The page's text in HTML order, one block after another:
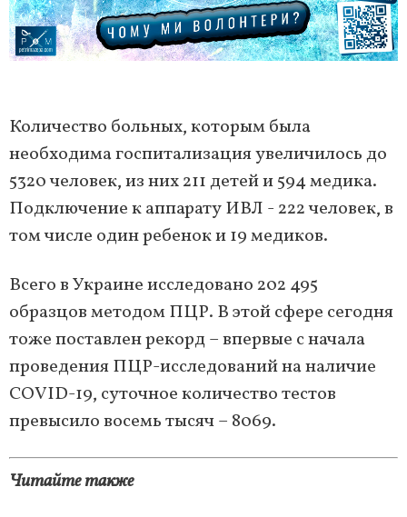
Количество больных, которым была
необходима госпитализация увеличилось до
5320 человек, из них 211 детей и 594 медика.
Подключение к аппарату ИВЛ - 222 человек, в
том числе один ребенок и 19 медиков.
Всего в Украине исследовано 202 495
образцов методом ПЦР. В этой сфере сегодня
тоже поставлен рекорд – впервые с начала
проведения ПЦР-исследований на наличие
COVID-19, суточное количество тестов
превысило восемь тысяч – 8069.
Читайте также